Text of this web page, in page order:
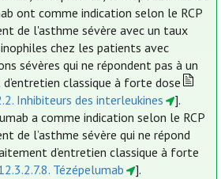
ont comme indication selon le RCP
de l'asthme sévère avec un taux
chez les patients avec
sévères qui ne répondent pas à un
classique à forte dose
Inhibiteurs des interleukines
].
a comme indication selon le RCP
de l’asthme sévère qui ne répond
d’entretien classique à forte
Tézépelumab
].